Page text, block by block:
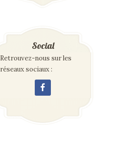
Social
Retrouvez-nous sur les
réseaux sociaux :